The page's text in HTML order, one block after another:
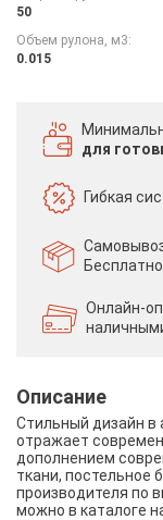
50
Объем рулона, м3:
0.015
для
Гибкая
Онлайн-
Описание
Стильный дизайн в
отражает
дополнением
ткани, постельное
производителя по
можно в каталоге